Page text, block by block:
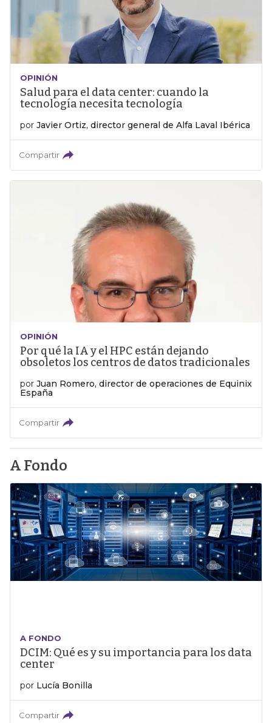
OPINIÓN
Salud para el data center: cuando la
tecnología necesita tecnología
por Javier Ortiz, director general de Alfa Laval Ibérica
Compartir
OPINIÓN
Por qué la IA y el HPC están dejando
obsoletos los centros de datos tradicionales
por Juan Romero, director de operaciones de Equinix
España
Compartir
A Fondo
A FONDO
DCIM: Qué es y su importancia para los data
center
por Lucía Bonilla
Compartir